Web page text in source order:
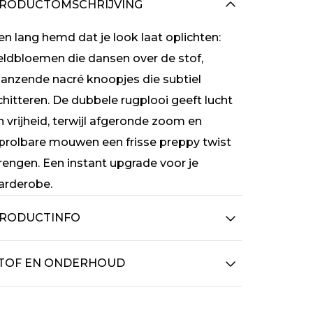
lang hemd dat je look laat oplichten:
die dansen over de stof,
nacré knoopjes die subtiel
De dubbele rugplooi geeft lucht
vrijheid, terwijl afgeronde zoom en
mouwen een frisse preppy twist
Een instant upgrade voor je
EN ONDERHOUD